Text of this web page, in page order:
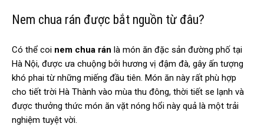
Nem chua rán được bắt nguồn từ đâu?
Có thể coi nem chua rán là món ăn đặc sản đường phố tại
Hà Nội, được ưa chuộng bởi hương vị đậm đà, gây ấn tượng
khó phai từ những miếng đầu tiên. Món ăn này rất phù hợp
cho tiết trời Hà Thành vào mùa thu đông, thời tiết se lạnh và
được thưởng thức món ăn vặt nóng hổi này quả là một trải
nghiệm tuyệt vời.